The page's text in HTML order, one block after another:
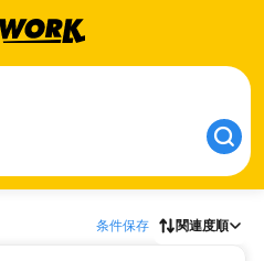
条件保存 関連度順